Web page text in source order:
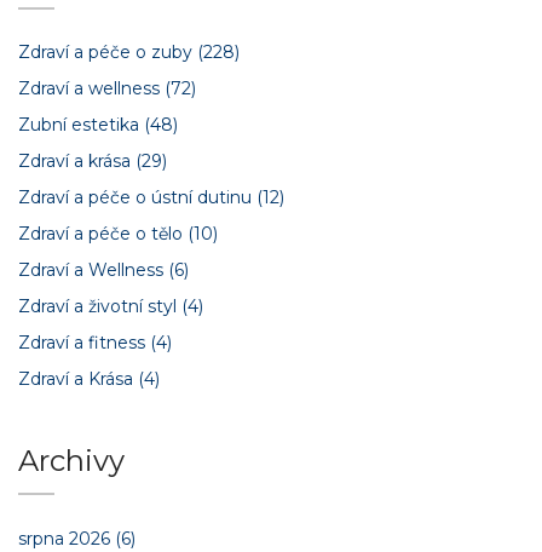
Zdraví a péče o zuby (228)
Zdraví a wellness (72)
Zubní estetika (48)
Zdraví a krása (29)
Zdraví a péče o ústní dutinu (12)
Zdraví a péče o tělo (10)
Zdraví a Wellness (6)
Zdraví a životní styl (4)
Zdraví a fitness (4)
Zdraví a Krása (4)
Archivy
srpna 2026 (6)